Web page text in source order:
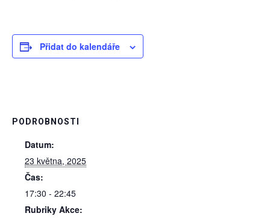
Přidat do kalendáře
PODROBNOSTI
Datum:
23 května, 2025
Čas:
17:30 - 22:45
Rubriky Akce: